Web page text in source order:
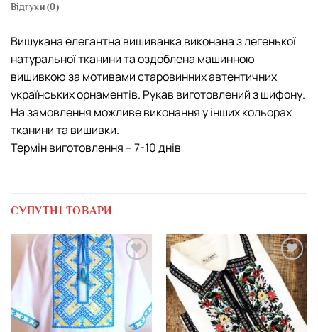
Відгуки (0)
Вишукана елегантна вишиванка виконана з легенької
натуральної тканини та оздоблена машинною
вишивкою за мотивами старовинних автентичних
українських орнаментів. Рукав виготовлений з шифону.
На замовлення можливе виконання у інших кольорах
тканини та вишивки.
Термін виготовлення – 7-10 днів
СУПУТНІ ТОВАРИ
Додати
виріб у
вибране
Додати
виріб у
вибране